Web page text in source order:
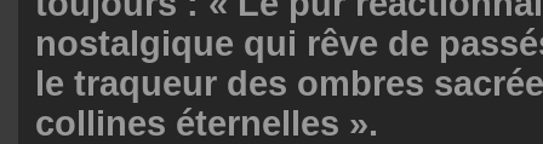
nostalgique qui rêve de
le traqueur des ombres
collines éternelles ».